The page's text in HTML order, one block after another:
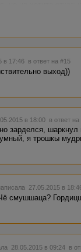
и будете
в 17:46 в ответ на #15
выход))
в 18:00 в ответ
зарделся, шаркнул
я трошкы
27.05.2015 в
смушшаца?
28.05.2015 в 09:24 в